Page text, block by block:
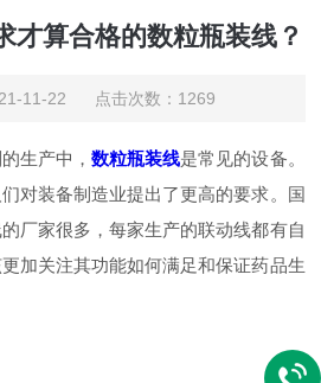
才算合格的数粒瓶装线？
11-22 点击次数：1269
生产中，数粒瓶装线是常见的设备。
对装备制造业提出了更高的要求。国
厂家很多，每家生产的联动线都有自
加关注其功能如何满足和保证药品生